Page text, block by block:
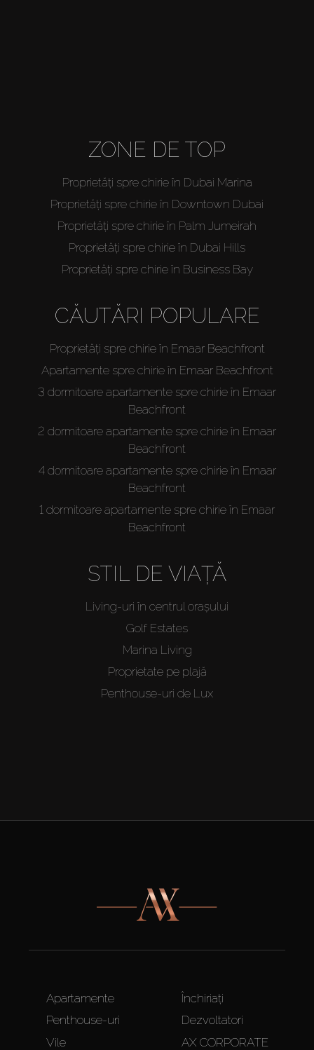
ZONE DE TOP
Proprietăți spre chirie în Dubai Marina
Proprietăți spre chirie în Downtown Dubai
Proprietăți spre chirie în Palm Jumeirah
Proprietăți spre chirie în Dubai Hills
Proprietăți spre chirie în Business Bay
CĂUTĂRI POPULARE
Proprietăți spre chirie în Emaar Beachfront
Apartamente spre chirie în Emaar Beachfront
3 dormitoare apartamente spre chirie în Emaar
Beachfront
2 dormitoare apartamente spre chirie în Emaar
Beachfront
4 dormitoare apartamente spre chirie în Emaar
Beachfront
1 dormitoare apartamente spre chirie în Emaar
Beachfront
STIL DE VIAȚĂ
Living-uri în centrul orașului
Golf Estates
Marina Living
Proprietate pe plajă
Penthouse-uri de Lux
Apartamente
Penthouse-uri
Vile
Închiriați
Dezvoltatori
AX CORPORATE